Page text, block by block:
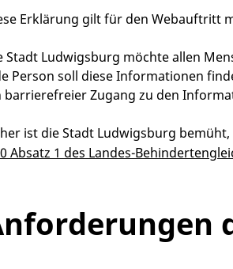
Erklärung gilt für den Webauftritt
Stadt Ludwigsburg möchte allen
Person soll diese Informationen
barrierefreier Zugang zu den
ist die Stadt Ludwigsburg
Absatz 1 des Landes-